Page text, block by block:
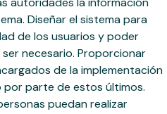
Diseñar el sistema para
de los usuarios y poder
necesario. Proporcionar
de la implementación
parte de estos últimos.
puedan realizar